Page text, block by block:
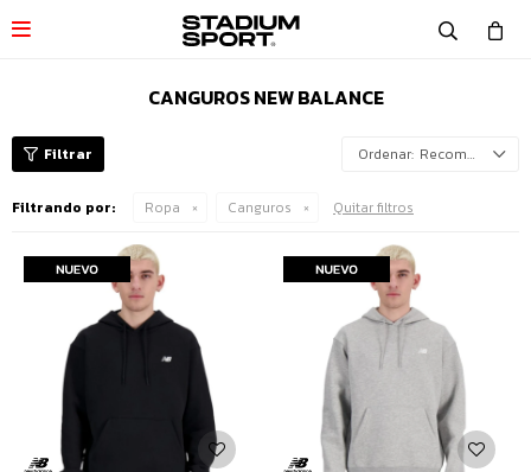

CANGUROS NEW BALANCE
Recomendados
Filtrando por: Ropa Canguros Quitar filtros